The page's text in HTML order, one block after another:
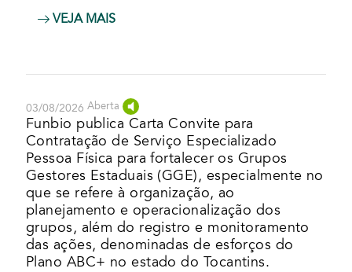
VEJA MAIS
03/08/2026 Aberta
Funbio publica Carta Convite para
Contratação de Serviço Especializado
Pessoa Física para fortalecer os Grupos
Gestores Estaduais (GGE), especialmente no
que se refere à organização, ao
planejamento e operacionalização dos
grupos, além do registro e monitoramento
das ações, denominadas de esforços do
Plano ABC+ no estado do Tocantins.